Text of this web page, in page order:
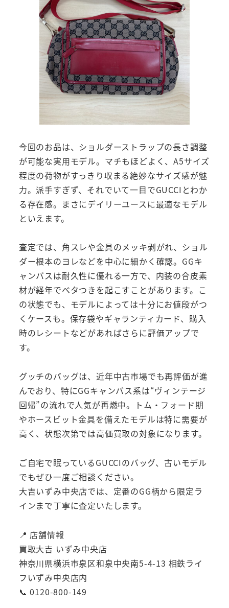
今回のお品は、ショルダーストラップの長さ調整
が可能な実用モデル。マチもほどよく、A5サイズ
程度の荷物がすっきり収まる絶妙なサイズ感が魅
力。派手すぎず、それでいて一目でGUCCIとわか
る存在感。まさにデイリーユースに最適なモデル
といえます。
査定では、角スレや金具のメッキ剥がれ、ショル
ダー根本のヨレなどを中心に細かく確認。GGキ
ャンバスは耐久性に優れる一方で、内装の合皮素
材が経年でベタつきを起こすことがあります。こ
の状態でも、モデルによっては十分にお値段がつ
くケースも。保存袋やギャランティカード、購入
時のレシートなどがあればさらに評価アップで
す。
グッチのバッグは、近年中古市場でも再評価が進
んでおり、特にGGキャンバス系は“ヴィンテージ
回帰”の流れで人気が再燃中。トム・フォード期
やホースビット金具を備えたモデルは特に需要が
高く、状態次第では高価買取の対象になります。
ご自宅で眠っているGUCCIのバッグ、古いモデル
でもぜひ一度ご相談ください。
大吉いずみ中央店では、定番のGG柄から限定ラ
インまで丁寧に査定いたします。
📍 店舗情報
買取大吉 いずみ中央店
神奈川県横浜市泉区和泉中央南5-4-13 相鉄ライ
フいずみ中央店内
📞 0120-800-149